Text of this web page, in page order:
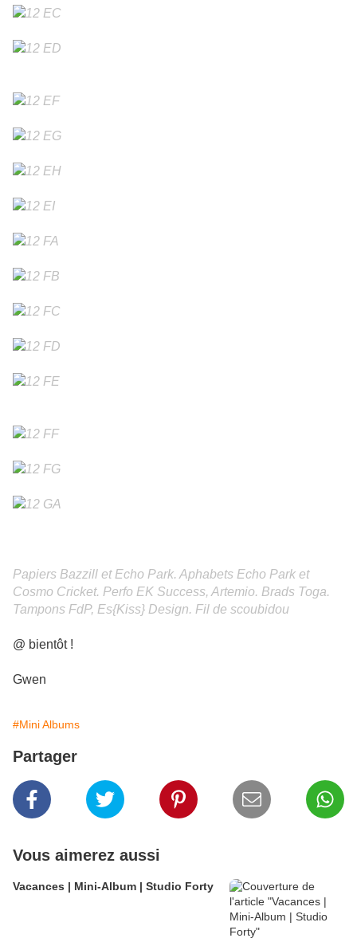
Papiers Bazzill et Echo Park. Aphabets Echo Park et
Cosmo Cricket. Perfo EK Success, Artemio. Brads Toga.
Tampons FdP, Es{Kiss} Design. Fil de scoubidou
@ bientôt !
Gwen
#Mini Albums
Partager
Vous aimerez aussi
Vacances | Mini-Album | Studio Forty